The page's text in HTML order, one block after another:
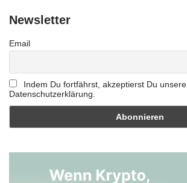
Newsletter
Email
Indem Du fortfährst, akzeptierst Du unsere
Datenschutzerklärung.